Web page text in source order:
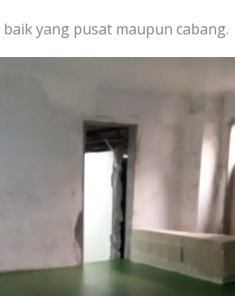
yang pusat maupun cabang.